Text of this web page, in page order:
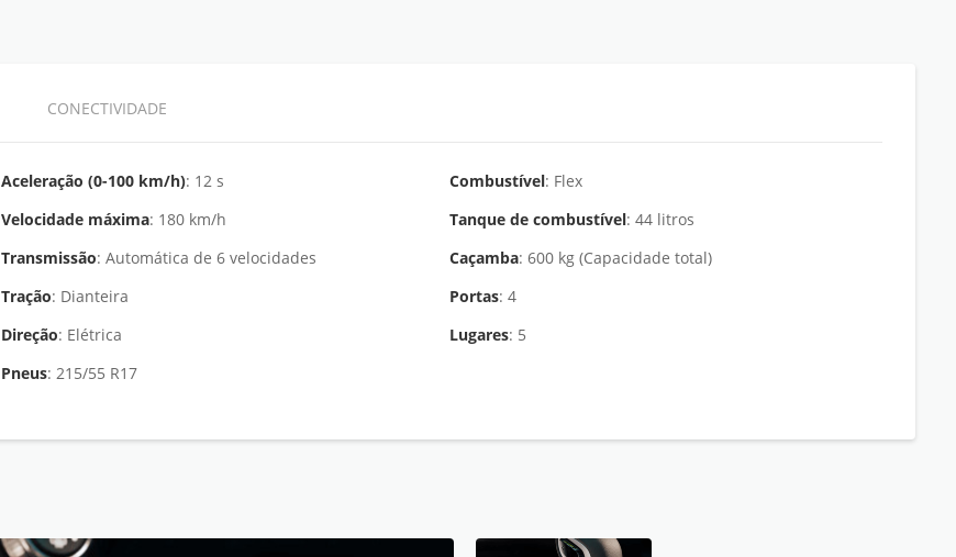
CONECTIVIDADE
Aceleração (0-100 km/h) : 12 s
Velocidade máxima : 180 km/h
Transmissão : Automática de 6 velocidades
Tração : Dianteira
Direção : Elétrica
Pneus : 215/55 R17
Combustível : Flex
Tanque de combustível : 44 litros
Caçamba : 600 kg (Capacidade total)
Portas : 4
Lugares : 5